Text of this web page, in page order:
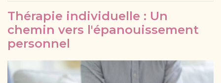
Thérapie individuelle : Un
chemin vers l'épanouissement
personnel